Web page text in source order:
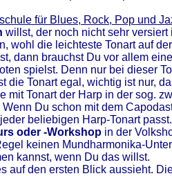
für Blues, Rock, Pop und
willst, der noch nicht sehr
wohl die leichteste Tonart auf
dann brauchst Du vor allem
spielst. Denn nur bei dieser
die Tonart egal, wichtig ist nur,
Tonart der Harp in der sog.
Du schon mit dem
beliebigen Harp-Tonart passt.
oder -Workshop in der
keinen Mundharmonika-
kannst, wenn Du das willst.
auf den ersten Blick aussieht.